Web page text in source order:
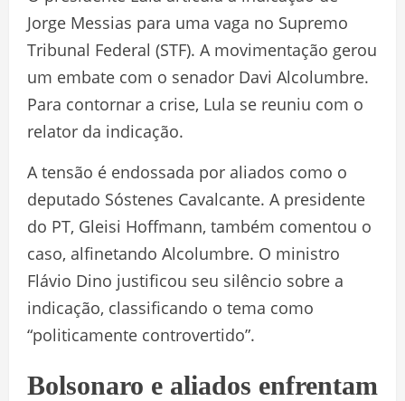
Jorge Messias para uma vaga no Supremo
Tribunal Federal (STF). A movimentação gerou
um embate com o senador Davi Alcolumbre.
Para contornar a crise, Lula se reuniu com o
relator da indicação.
A tensão é endossada por aliados como o
deputado Sóstenes Cavalcante. A presidente
do PT, Gleisi Hoffmann, também comentou o
caso, alfinetando Alcolumbre. O ministro
Flávio Dino justificou seu silêncio sobre a
indicação, classificando o tema como
“politicamente controvertido”.
Bolsonaro e aliados enfrentam